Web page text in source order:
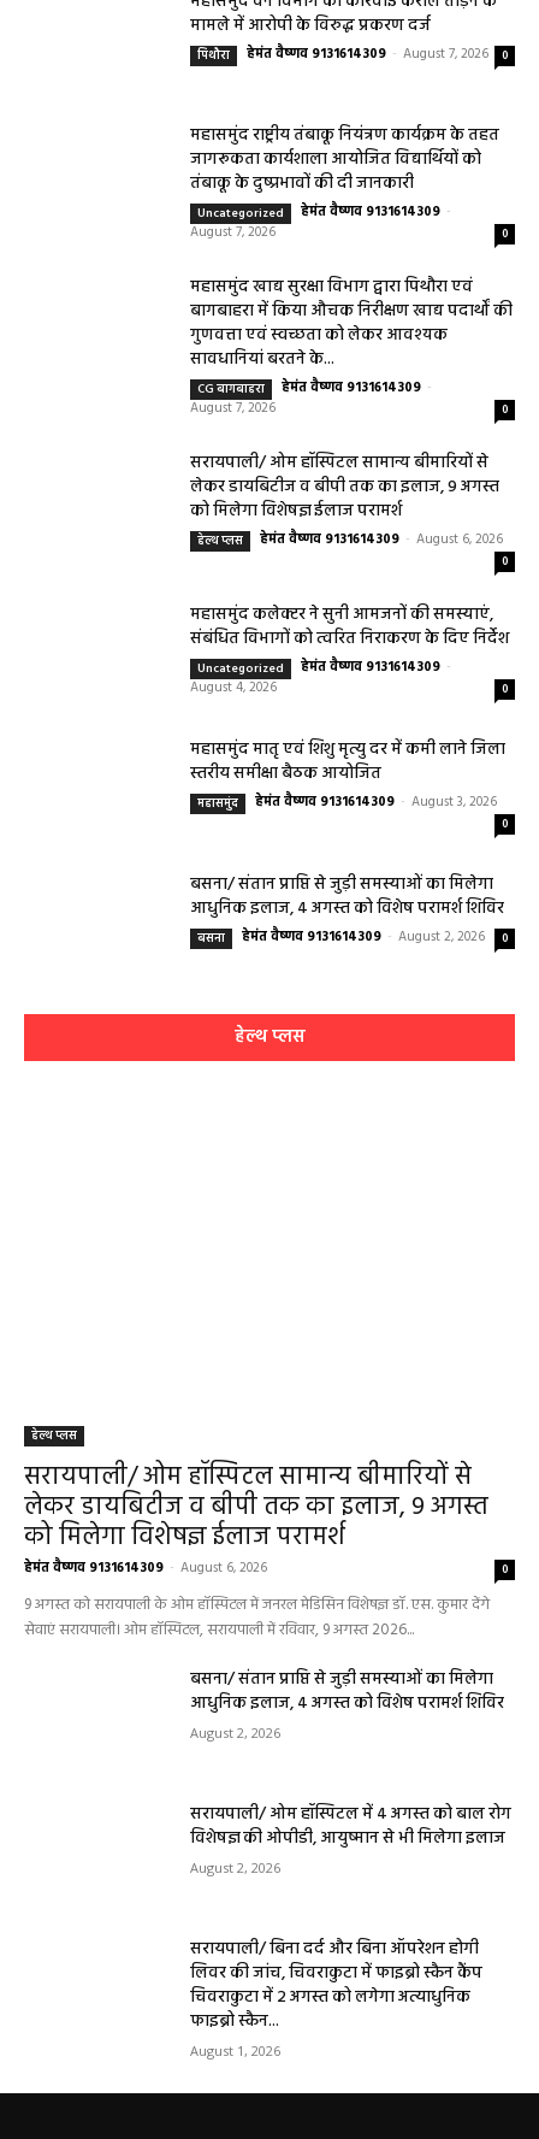
मामले में आरोपी के विरुद्ध प्रकरण दर्ज
पिथौरा हेमंत वैष्णव 9131614309 - August 7, 2026 0
महासमुंद राष्ट्रीय तंबाकू नियंत्रण कार्यक्रम के तहत
जागरूकता कार्यशाला आयोजित विद्यार्थियों को
तंबाकू के दुष्प्रभावों की दी जानकारी
Uncategorized हेमंत वैष्णव 9131614309 -
August 7, 2026
0
महासमुंद खाद्य सुरक्षा विभाग द्वारा पिथौरा एवं
बागबाहरा में किया औचक निरीक्षण खाद्य पदार्थों की
गुणवत्ता एवं स्वच्छता को लेकर आवश्यक
सावधानियां बरतने के...
CG बागबाहरा हेमंत वैष्णव 9131614309 -
August 7, 2026
0
सरायपाली/ ओम हॉस्पिटल सामान्य बीमारियों से
लेकर डायबिटीज व बीपी तक का इलाज, 9 अगस्त
को मिलेगा विशेषज्ञ ईलाज परामर्श
हेल्थ प्लस हेमंत वैष्णव 9131614309 - August 6, 2026
0
महासमुंद कलेक्टर ने सुनी आमजनों की समस्याएं,
संबंधित विभागों को त्वरित निराकरण के दिए निर्देश
Uncategorized हेमंत वैष्णव 9131614309 -
August 4, 2026
0
महासमुंद मातृ एवं शिशु मृत्यु दर में कमी लाने जिला
स्तरीय समीक्षा बैठक आयोजित
महासमुंद हेमंत वैष्णव 9131614309 - August 3, 2026
0
बसना/ संतान प्राप्ति से जुड़ी समस्याओं का मिलेगा
आधुनिक इलाज, 4 अगस्त को विशेष परामर्श शिविर
बसना हेमंत वैष्णव 9131614309 - August 2, 2026 0
हेल्थ प्लस
हेल्थ प्लस
सरायपाली/ ओम हॉस्पिटल सामान्य बीमारियों से
लेकर डायबिटीज व बीपी तक का इलाज, 9 अगस्त
को मिलेगा विशेषज्ञ ईलाज परामर्श
हेमंत वैष्णव 9131614309 - August 6, 2026 0
9 अगस्त को सरायपाली के ओम हॉस्पिटल में जनरल मेडिसिन विशेषज्ञ डॉ. एस. कुमार देंगे
सेवाएं सरायपाली। ओम हॉस्पिटल, सरायपाली में रविवार, 9 अगस्त 2026...
बसना/ संतान प्राप्ति से जुड़ी समस्याओं का मिलेगा
आधुनिक इलाज, 4 अगस्त को विशेष परामर्श शिविर
August 2, 2026
सरायपाली/ ओम हॉस्पिटल में 4 अगस्त को बाल रोग
विशेषज्ञ की ओपीडी, आयुष्मान से भी मिलेगा इलाज
August 2, 2026
सरायपाली/ बिना दर्द और बिना ऑपरेशन होगी
लिवर की जांच, चिवराकुटा में फाइब्रो स्कैन कैंप
चिवराकुटा में 2 अगस्त को लगेगा अत्याधुनिक
फाइब्रो स्कैन...
August 1, 2026